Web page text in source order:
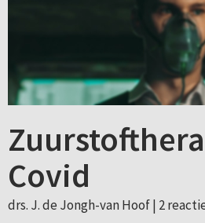
Covid
drs. J. de Jongh-van Hoof | 2